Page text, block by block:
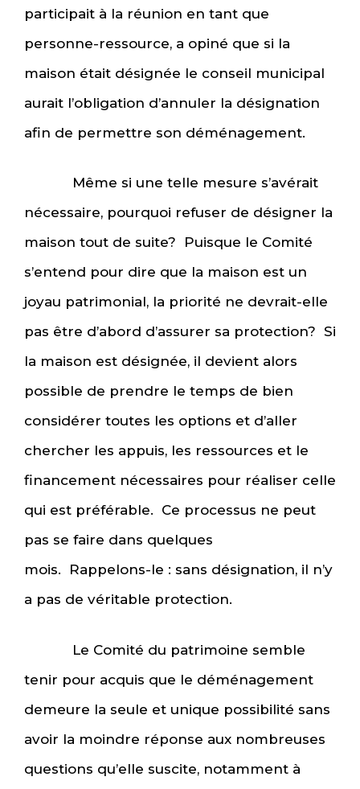
participait à la réunion en tant que
personne-ressource, a opiné que si la
maison était désignée le conseil municipal
aurait l’obligation d’annuler la désignation
afin de permettre son déménagement.
Même si une telle mesure s’avérait
nécessaire, pourquoi refuser de désigner la
maison tout de suite? Puisque le Comité
s’entend pour dire que la maison est un
joyau patrimonial, la priorité ne devrait-elle
pas être d’abord d’assurer sa protection? Si
la maison est désignée, il devient alors
possible de prendre le temps de bien
considérer toutes les options et d’aller
chercher les appuis, les ressources et le
financement nécessaires pour réaliser celle
qui est préférable. Ce processus ne peut
pas se faire dans quelques
mois. Rappelons-le : sans désignation, il n’y
a pas de véritable protection.
Le Comité du patrimoine semble
tenir pour acquis que le déménagement
demeure la seule et unique possibilité sans
avoir la moindre réponse aux nombreuses
questions qu’elle suscite, notamment à